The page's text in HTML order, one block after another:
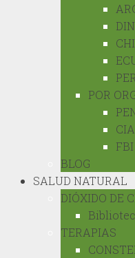
POR
CIA
FBI
BLOG
SALUD NATURAL
DIÓXIDO DE
TERAPIAS